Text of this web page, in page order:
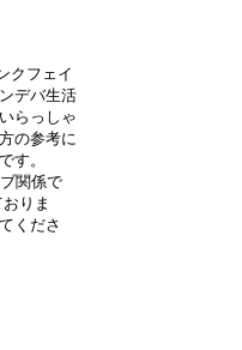
クフェイ
デバ生活
らっしゃ
の参考に
す。
関係で
りま
くださ